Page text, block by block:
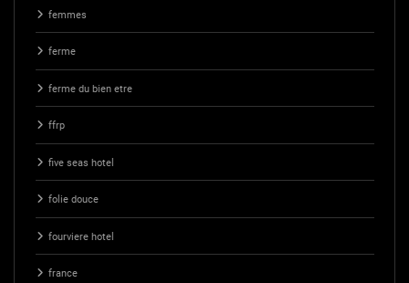
femmes
ferme
ferme du bien etre
ffrp
five seas hotel
folie douce
fourviere hotel
france